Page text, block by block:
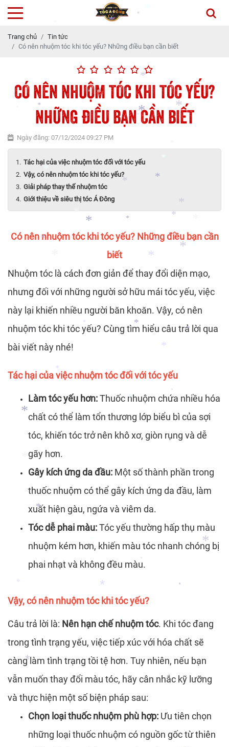
*
*
*
*
*
*
*
*
*
*
*
*
*
*
*
*
*
*
*
*
*
*
*
*
Trang chủ
Tin tức
Có nên nhuộm tóc khi tóc yếu? Những điều bạn cần biết
CÓ NÊN NHUỘM TÓC KHI TÓC YẾU?
NHỮNG ĐIỀU BẠN CẦN BIẾT
Ngày đăng: 07/12/2024 09:27 PM
Tác hại của việc nhuộm tóc đối với tóc yếu
Vậy, có nên nhuộm tóc khi tóc yếu?
Giải pháp thay thế nhuộm tóc
Giới thiệu về siêu thị tóc Á Đông
Có nên nhuộm tóc khi tóc yếu? Những điều bạn cần
biết
Nhuộm tóc là cách đơn giản để thay đổi diện mạo,
nhưng đối với những người sở hữu mái tóc yếu, việc
này lại khiến nhiều người băn khoăn. Vậy, có nên
nhuộm tóc khi tóc yếu? Cùng tìm hiểu câu trả lời qua
bài viết này nhé!
Tác hại của việc nhuộm tóc đối với tóc yếu
Làm tóc yếu hơn:Thuốc nhuộm chứa nhiều hóa
chất có thể làm tổn thương lớp biểu bì của sợi
tóc, khiến tóc trở nên khô xơ, giòn rụng và dễ
gãy hơn.
Gây kích ứng da đầu: Một số thành phần trong
thuốc nhuộm có thể gây kích ứng da đầu, làm
xuất hiện gàu, ngứa và viêm da.
Tóc dễ phai màu:Tóc yếu thường hấp thụ màu
nhuộm kém hơn, khiến màu tóc nhanh chóng bị
phai nhạt và không đều màu.
Vậy, có nên nhuộm tóc khi tóc yếu?
Câu trả lời là: Nên hạn chế nhuộm tóc. Khi tóc đang
trong tình trạng yếu, việc tiếp xúc với hóa chất sẽ
càng làm tình trạng tồi tệ hơn. Tuy nhiên, nếu bạn
vẫn muốn thay đổi màu tóc, hãy cân nhắc kỹ lưỡng
và thực hiện một số biện pháp sau:
Chọn loại thuốc nhuộm phù hợp: Ưu tiên chọn
những loại thuốc nhuộm có nguồn gốc từ thiên